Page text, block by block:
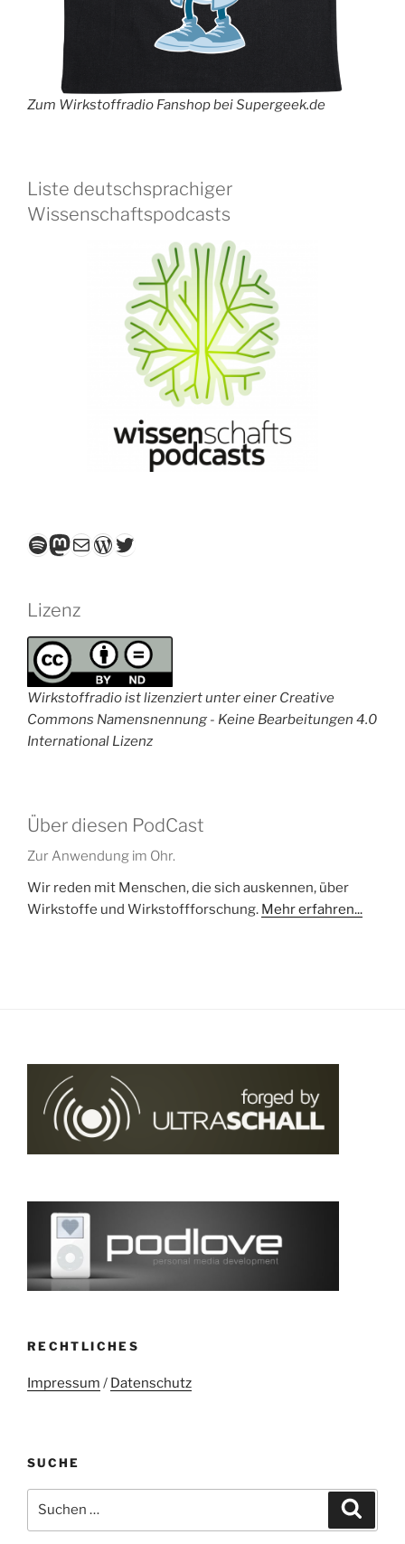
Zum Wirkstoffradio Fanshop bei Supergeek.de
Liste deutschsprachiger
Wissenschaftspodcasts
Spotify
Mastodon
E-MailWordPress
Twitter
Lizenz
Wirkstoffradio ist lizenziert unter einer Creative
Commons Namensnennung - Keine Bearbeitungen 4.0
International Lizenz
Über diesen PodCast
Zur Anwendung im Ohr.
Wir reden mit Menschen, die sich auskennen, über
Wirkstoffe und Wirkstoffforschung. Mehr erfahren...
RECHTLICHES
Impressum / Datenschutz
SUCHE
nach: